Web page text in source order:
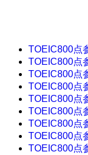
TOEIC800点
TOEIC800点
TOEIC800点
TOEIC800点
TOEIC800点
TOEIC800点
TOEIC800点
TOEIC800点
TOEIC800点